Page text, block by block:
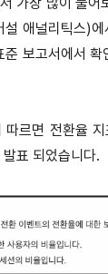
애널리틱스)
보고서에서 확
르면 전환율
표 되었습니다.